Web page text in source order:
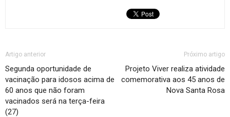
Artigo anterior
Segunda oportunidade de
vacinação para idosos acima de
60 anos que não foram
vacinados será na terça-feira
(27)
Próximo artigo
Projeto Viver realiza atividade
comemorativa aos 45 anos de
Nova Santa Rosa